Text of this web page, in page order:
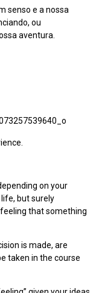
senso e a nossa
ou
aventura.
on your
but surely
that something
is made, are
taken in the course